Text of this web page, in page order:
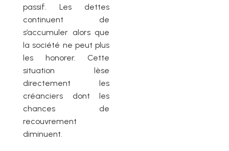
passif. Les dettes
continuent de
s’accumuler alors que
la société ne peut plus
les honorer. Cette
situation lèse
directement les
créanciers dont les
chances de
recouvrement
diminuent.